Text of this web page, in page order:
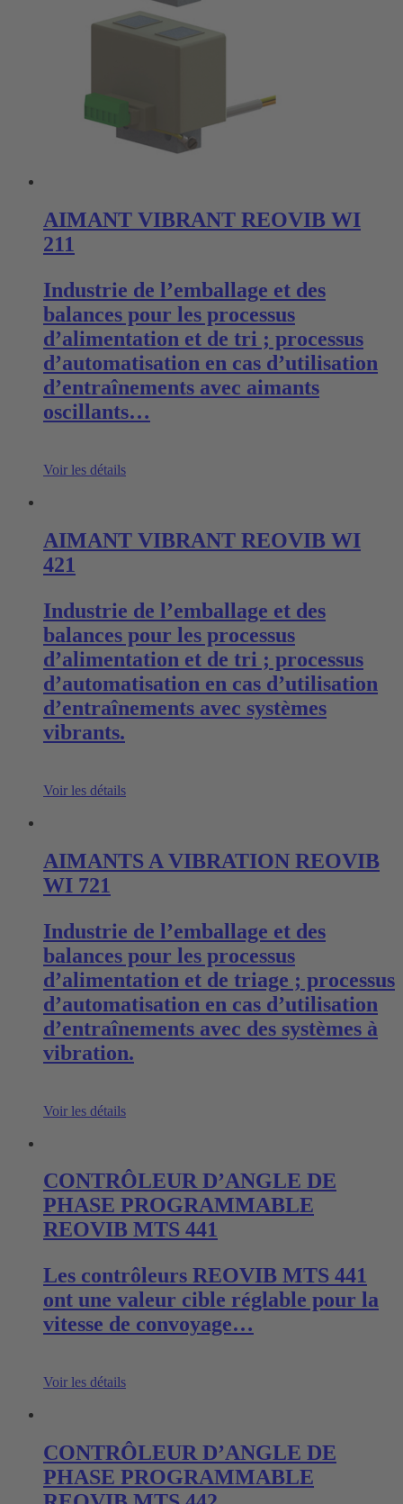
AIMANT VIBRANT REOVIB WI
211
Industrie de l’emballage et des
balances pour les processus
d’alimentation et de tri ; processus
d’automatisation en cas d’utilisation
d’entraînements avec aimants
oscillants…
Voir les détails
AIMANT VIBRANT REOVIB WI
421
Industrie de l’emballage et des
balances pour les processus
d’alimentation et de tri ; processus
d’automatisation en cas d’utilisation
d’entraînements avec systèmes
vibrants.
Voir les détails
AIMANTS A VIBRATION REOVIB
WI 721
Industrie de l’emballage et des
balances pour les processus
d’alimentation et de triage ; processus
d’automatisation en cas d’utilisation
d’entraînements avec des systèmes à
vibration.
Voir les détails
CONTRÔLEUR D’ANGLE DE
PHASE PROGRAMMABLE
REOVIB MTS 441
Les contrôleurs REOVIB MTS 441
ont une valeur cible réglable pour la
vitesse de convoyage…
Voir les détails
CONTRÔLEUR D’ANGLE DE
PHASE PROGRAMMABLE